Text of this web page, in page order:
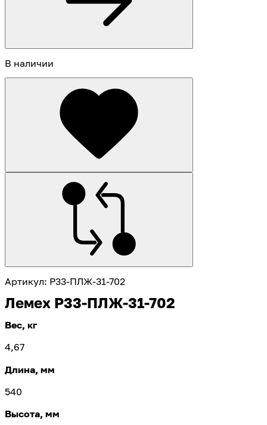
В наличии
Артикул: Р33-ПЛЖ-31-702
Лемех Р33-ПЛЖ-31-702
Вес, кг
4,67
Длина, мм
540
Высота, мм